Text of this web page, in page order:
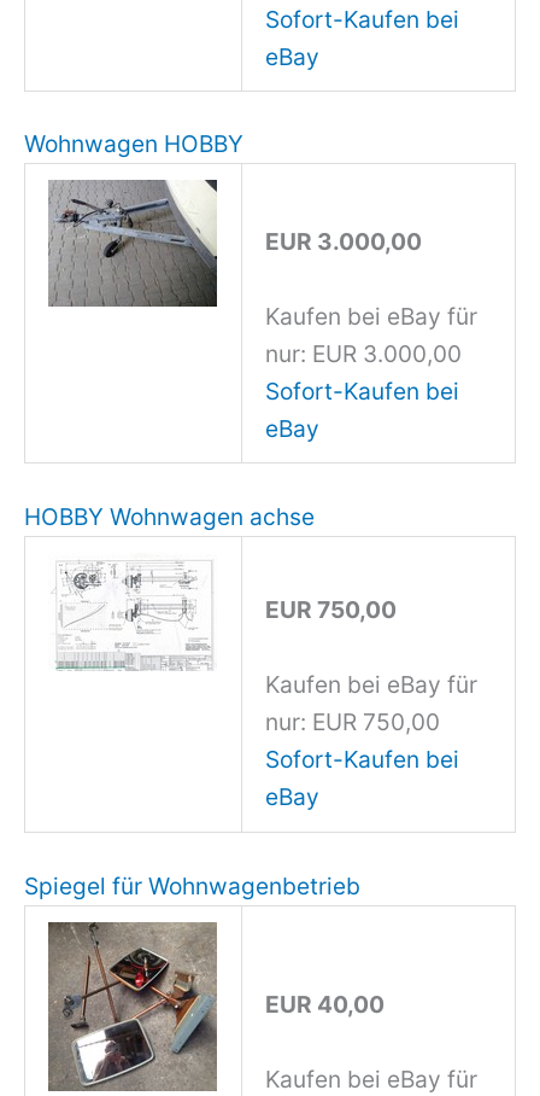
Sofort-Kaufen bei
eBay
Wohnwagen HOBBY
EUR 3.000,00
Kaufen bei eBay für
nur: EUR 3.000,00
Sofort-Kaufen bei
eBay
HOBBY Wohnwagen achse
EUR 750,00
Kaufen bei eBay für
nur: EUR 750,00
Sofort-Kaufen bei
eBay
Spiegel für Wohnwagenbetrieb
EUR 40,00
Kaufen bei eBay für